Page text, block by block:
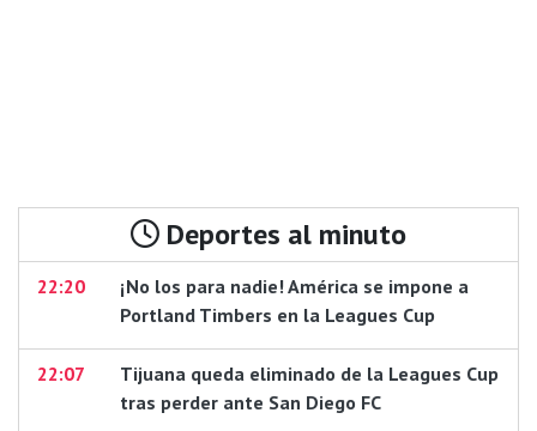
Deportes al minuto
22:20
¡No los para nadie! América se impone a
Portland Timbers en la Leagues Cup
22:07
Tijuana queda eliminado de la Leagues Cup
tras perder ante San Diego FC